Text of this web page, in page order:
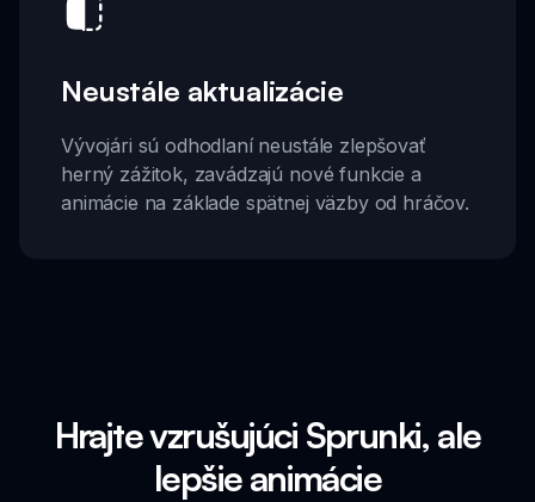
Neustále aktualizácie
Vývojári sú odhodlaní neustále zlepšovať
herný zážitok, zavádzajú nové funkcie a
animácie na základe spätnej väzby od hráčov.
Hrajte vzrušujúci Sprunki, ale
lepšie animácie